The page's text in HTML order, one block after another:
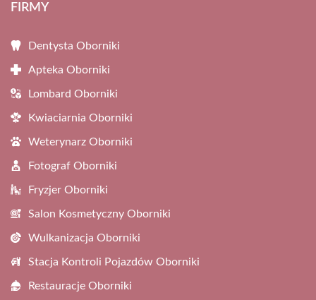
FIRMY
Dentysta Oborniki
Apteka Oborniki
Lombard Oborniki
Kwiaciarnia Oborniki
Weterynarz Oborniki
Fotograf Oborniki
Fryzjer Oborniki
Salon Kosmetyczny Oborniki
Wulkanizacja Oborniki
Stacja Kontroli Pojazdów Oborniki
Restauracje Oborniki